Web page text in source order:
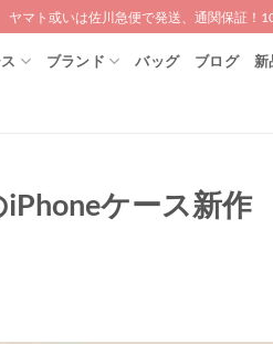
ヤマト或いは佐川急便で発送、通関保証！
ブランド バッグ ブログ 新
ケース新作